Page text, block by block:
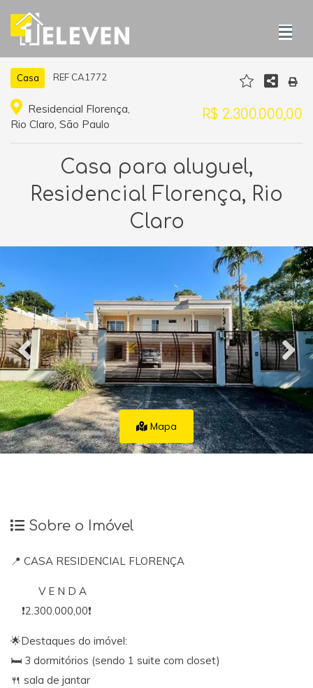
Casa REF CA1772
Residencial Florença,
Rio Claro, São Paulo
R$ 2.300.000,00
Casa para aluguel,
Residencial Florença, Rio
Claro
Mapa
Sobre o Imóvel
📍 CASA RESIDENCIAL FLORENÇA
V E N D A
❗️2.300.000,00❗️
🌟Destaques do imóvel:
🛏️ 3 dormitórios (sendo 1 suite com closet)
🍴 sala de jantar